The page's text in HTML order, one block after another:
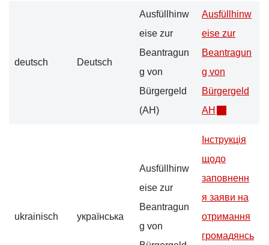
deutsch Deutsch
Ausfüllhinw
eise zur
Beantragun
g von
Bürgergeld
(AH)
Ausfüllhinw
eise zur
Beantragun
g von
Bürgergeld
AH
ukrainisch українська
Ausfüllhinw
eise zur
Beantragun
g von
Інструкція
щодо
заповненн
я заяви на
отримання
громадянсь